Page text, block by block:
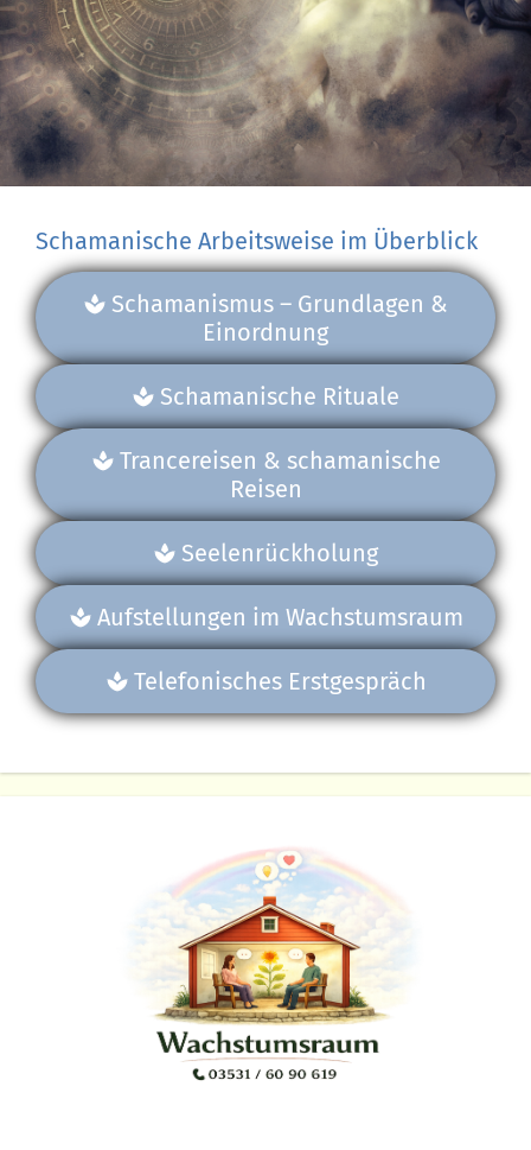
Schamanische Arbeitsweise im Überblick
Schamanismus – Grundlagen &
Einordnung
Schamanische Rituale
Trancereisen & schamanische
Reisen
Seelenrückholung
Aufstellungen im Wachstumsraum
Telefonisches Erstgespräch